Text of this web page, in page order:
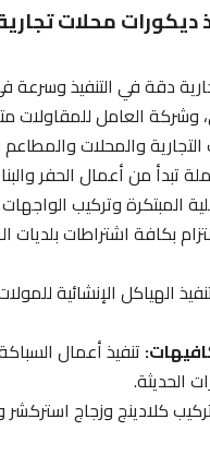
محلات
دقة في التنفيذ وسرعة في
وشركة العامل للمقاولات
والمحلات والمطاعم
تبدأ من أعمال الحفر
المبتكرة وتركيب الواجهات
بكافة اشتراطات بلديات
الهياكل الإنشائية للمولات
تنفيذ أعمال السباكة
كلادينج وزجاج استركشر